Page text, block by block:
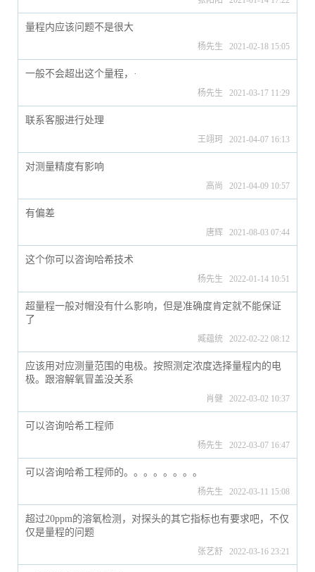
量程内应该问题不是很大
杨先生 2021-02-18 15:05
一般不会超出这个量程，·
杨先生 2021-03-17 11:29
联系客服进行处理
王翊珂 2021-04-07 16:13
对测量精度有影响
高尚 2021-04-09 10:57
有偏差
唐辉 2021-08-03 07:44
这个你可以咨询哈希技术
杨先生 2022-01-14 10:51
超量程一般对帽没有什么影响，但是准确度肯定就不能保证
了
臧蕴统 2022-02-22 08:12
应该用对应测量范围的电极。按照测定浓度选择量程内的电
极。跟溶解氧冒盖没关系
肖健 2022-03-02 10:37
可以咨询哈希工程师
杨先生 2022-03-07 16:47
可以咨询哈希工程师的。。。。。。。。
杨先生 2022-03-11 15:08
超过20ppm的溶氧检测，对探头的其它指标也有要求吧，不仅
仅是量程的问题
张艺舒 2022-03-16 23:21